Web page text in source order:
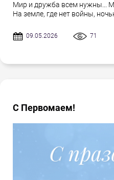
Мир и дружба всем нужны...
На земле, где нет войны,
09.05.2026 71
С Первомаем!